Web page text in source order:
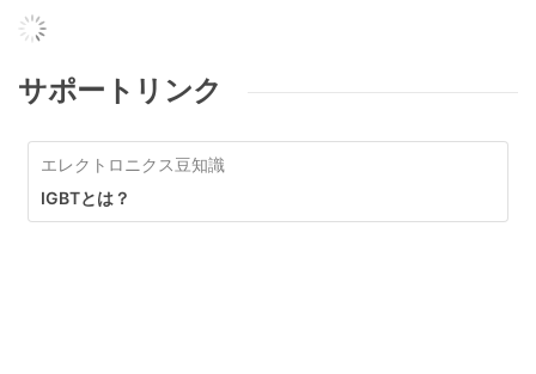
サポートリンク
エレクトロニクス豆知識
IGBTとは？